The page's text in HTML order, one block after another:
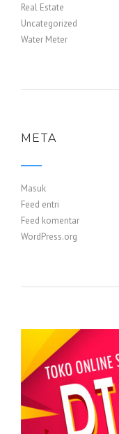
Real Estate
Uncategorized
Water Meter
META
Masuk
Feed entri
Feed komentar
WordPress.org